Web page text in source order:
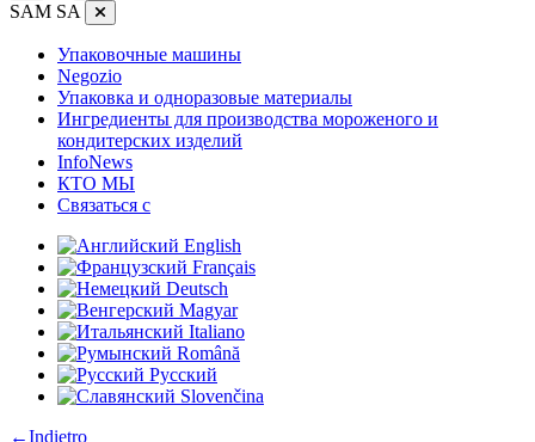
SAM SA
Упаковочные машины
Negozio
Упаковка и одноразовые материалы
Ингредиенты для производства мороженого и
кондитерских изделий
InfoNews
КТО МЫ
Связаться с
English
Français
Deutsch
Magyar
Italiano
Română
Русский
Slovenčina
←Indietro: